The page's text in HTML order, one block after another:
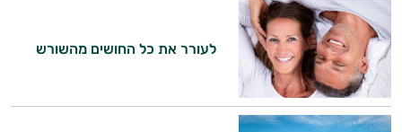
מיגרנה - כאב ראש
מערכת החיסון
נשים
לעורר את כל החושים מהשורש